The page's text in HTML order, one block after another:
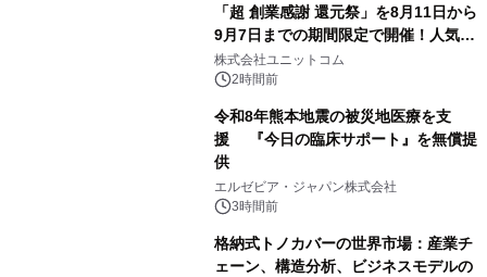
「超 創業感謝 還元祭」を8月11日から
9月7日までの期間限定で開催！人気の
ゲーミングPCや高性能ノートPCなど
対象iiyama PCのご購入で最大3万円分
相当を還元
株式会社ユニットコム
2時間前
令和8年熊本地震の被災地医療を支
援 『今日の臨床サポート』を無償提
供
エルゼビア・ジャパン株式会社
3時間前
格納式トノカバーの世界市場：産業チ
ェーン、構造分析、ビジネスモデルの